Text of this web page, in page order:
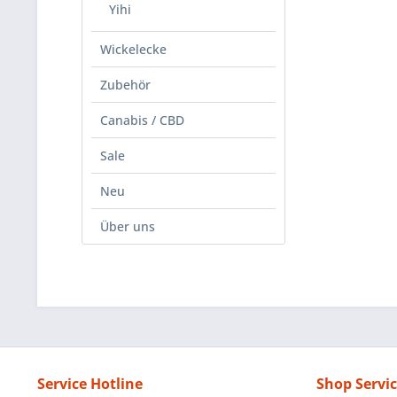
Yihi
Wickelecke
Zubehör
Canabis / CBD
Sale
Neu
Über uns
Service Hotline Shop